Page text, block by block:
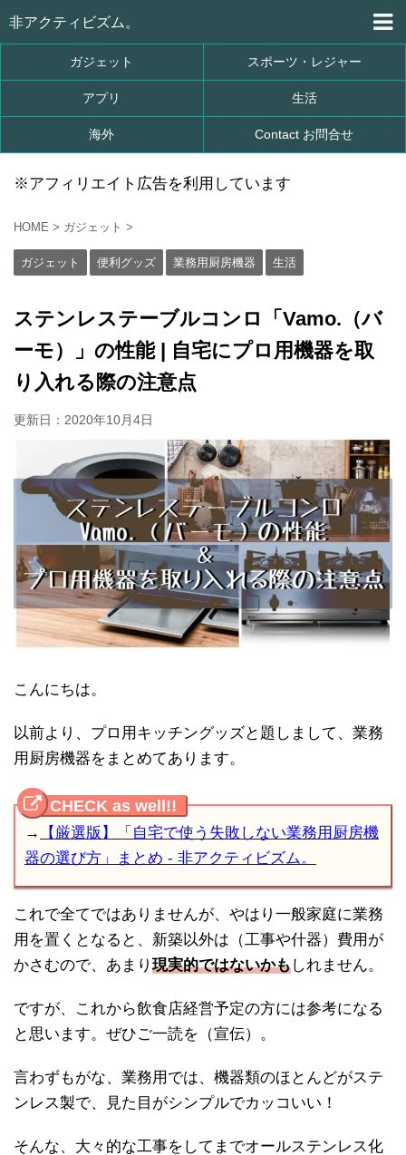
非アクティビズム。
ガジェット スポーツ・レジャー
アプリ 生活
海外 Contact お問合せ
※アフィリエイト広告を利用しています
HOME > ガジェット >
ガジェット 便利グッズ 業務用厨房機器 生活
ステンレステーブルコンロ「Vamo.（バ
ーモ）」の性能 | 自宅にプロ用機器を取
り入れる際の注意点
更新日： 2020年10月4日
こんにちは。
以前より、プロ用キッチングッズと題しまして、業務
用厨房機器をまとめてあります。
→
【厳選版】「自宅で使う失敗しない業務用厨房機
器の選び方」まとめ - 非アクティビズム。
これで全てではありませんが、やはり一般家庭に業務
用を置くとなると、新築以外は（工事や什器）費用が
かさむので、あまり 現実的ではないかもしれません。
ですが、これから飲食店経営予定の方には参考になる
と思います。ぜひご一読を（宣伝）。
言わずもがな、業務用では、機器類のほとんどがステ
ンレス製で、見た目がシンプルでカッコいい！
そんな、大々的な工事をしてまでオールステンレス化